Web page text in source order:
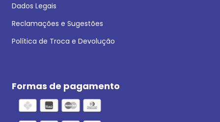
Dados Legais
Reclamações e Sugestões
Política de Troca e Devolução
Formas de pagamento